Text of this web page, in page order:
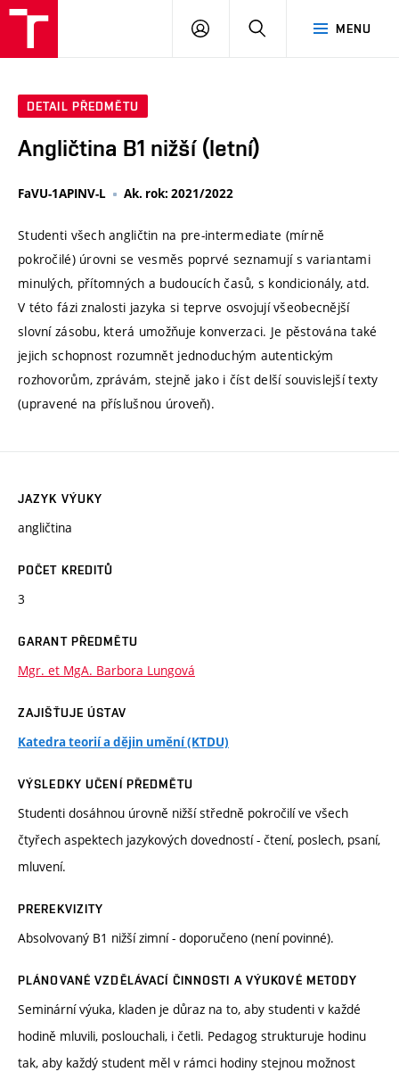
MENU
PŘIHLÁSIT
DETAIL PŘEDMĚTU
Angličtina B1 nižší (letní)
FaVU-1APINV-L Ak. rok: 2021/2022
Studenti všech angličtin na pre-intermediate (mírně
pokročilé) úrovni se vesměs poprvé seznamují s variantami
minulých, přítomných a budoucích časů, s kondicionály, atd.
V této fázi znalosti jazyka si teprve osvojují všeobecnější
slovní zásobu, která umožňuje konverzaci. Je pěstována také
jejich schopnost rozumnět jednoduchým autentickým
rozhovorům, zprávám, stejně jako i číst delší souvislejší texty
(upravené na příslušnou úroveň).
JAZYK VÝUKY
angličtina
POČET KREDITŮ
3
GARANT PŘEDMĚTU
Mgr. et MgA. Barbora Lungová
ZAJIŠŤUJE ÚSTAV
Katedra teorií a dějin umění (KTDU)
VÝSLEDKY UČENÍ PŘEDMĚTU
Studenti dosáhnou úrovně nižší středně pokročilí ve všech
čtyřech aspektech jazykových dovedností - čtení, poslech, psaní,
mluvení.
PREREKVIZITY
Absolvovaný B1 nižší zimní - doporučeno (není povinné).
PLÁNOVANÉ VZDĚLÁVACÍ ČINNOSTI A VÝUKOVÉ METODY
Seminární výuka, kladen je důraz na to, aby studenti v každé
hodině mluvili, poslouchali, i četli. Pedagog strukturuje hodinu
tak, aby každý student měl v rámci hodiny stejnou možnost